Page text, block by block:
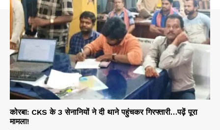
कोरबा: CKS के 3 सेनानियों ने दी थाने पहुंचकर गिरफ्तारी…पढ़ें पूरा
मामला!